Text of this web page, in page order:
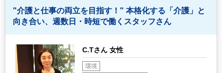
"介護と仕事の両立を目指す！" 本格化する「介護」と
向き合い、週数日・時短で働くスタッフさん
C.Tさん 女性
環境